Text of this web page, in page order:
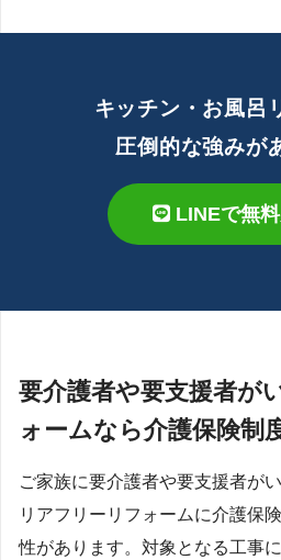
キッチン・お風呂
圧倒的な強みが
LINEで無
要介護者や要支援者が
ォームなら介護保険制
ご家族に要介護者や要支援者が
リアフリーリフォームに介護保
性があります。対象となる工事